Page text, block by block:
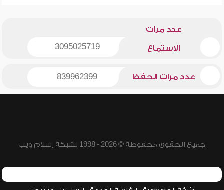
عدد مرات
الاستماع 3095025719
عدد مرات الحفظ 839962399
جميع الحقوق محفوظة © 2026 - 1998 لشبكة إسلام ويب